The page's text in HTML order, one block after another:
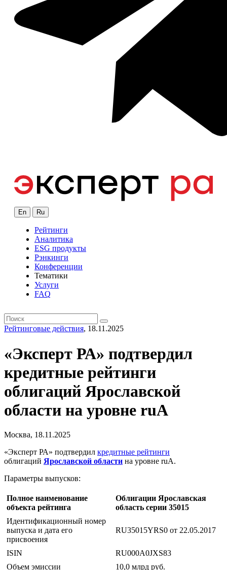
En Ru
Рейтинги
Аналитика
ESG продукты
Рэнкинги
Конференции
Тематики
Услуги
FAQ
Рейтинговые действия, 18.11.2025
«Эксперт РА» подтвердил
кредитные рейтинги
облигаций Ярославской
области на уровне ruA
Москва, 18.11.2025
«Эксперт РА» подтвердил кредитные рейтинги
облигаций Ярославской области на уровне ruA.
Параметры выпусков:
Полное наименование
объекта рейтинга
Облигации Ярославская
область серии 35015
Идентификационный номер
выпуска и дата его
присвоения
RU35015YRS0 от 22.05.2017
ISIN
RU000A0JXS83
Объем эмиссии
10,0 млрд руб.